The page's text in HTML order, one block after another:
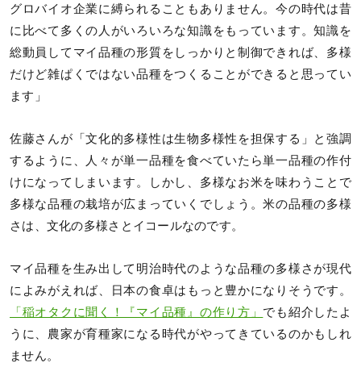
グロバイオ企業に縛られることもありません。今の時代は昔
に比べて多くの人がいろいろな知識をもっています。知識を
総動員してマイ品種の形質をしっかりと制御できれば、多様
だけど雑ぱくではない品種をつくることができると思ってい
ます」
佐藤さんが「文化的多様性は生物多様性を担保する」と強調
するように、人々が単一品種を食べていたら単一品種の作付
けになってしまいます。しかし、多様なお米を味わうことで
多様な品種の栽培が広まっていくでしょう。米の品種の多様
さは、文化の多様さとイコールなのです。
マイ品種を生み出して明治時代のような品種の多様さが現代
によみがえれば、日本の食卓はもっと豊かになりそうです。
「稲オタクに聞く！『マイ品種』の作り方」 でも紹介したよ
うに、農家が育種家になる時代がやってきているのかもしれ
ません。